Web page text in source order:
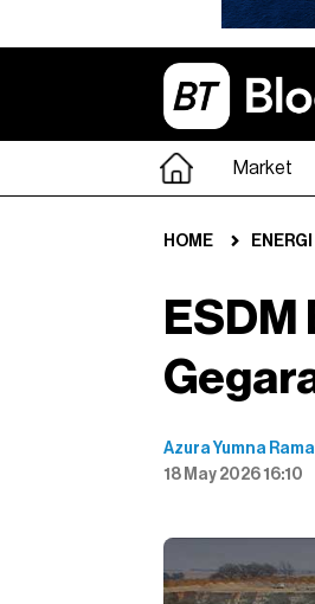
Market
HOME ENERGI
Azura Yumna
18 May 2026 16:10